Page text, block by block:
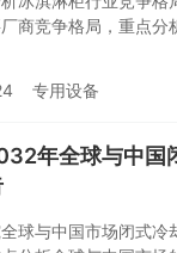
商竞争格局，重点分
专用设备
年全球与中国
球与中国市场闭式